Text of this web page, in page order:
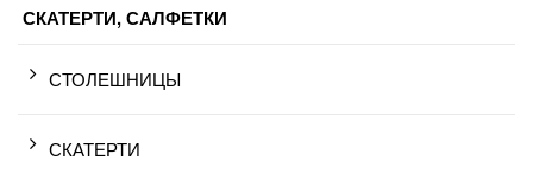
СКАТЕРТИ, САЛФЕТКИ
СТОЛЕШНИЦЫ
СКАТЕРТИ